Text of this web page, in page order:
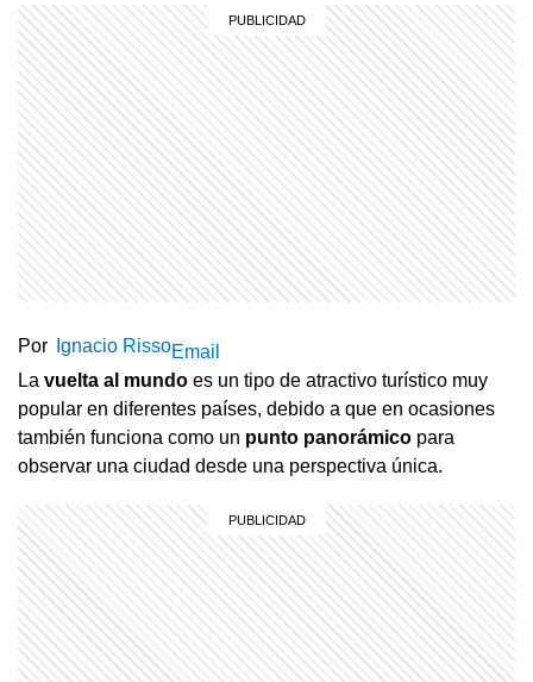
Por Ignacio RissoEmail
La vuelta al mundo es un tipo de atractivo turístico muy
popular en diferentes países, debido a que en ocasiones
también funciona como un punto panorámico para
observar una ciudad desde una perspectiva única.